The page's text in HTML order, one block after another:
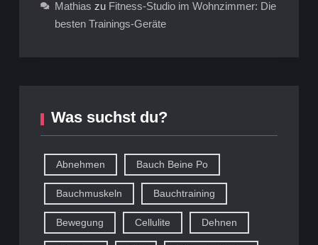
Mathias zu Fitness-Studio im Wohnzimmer: Die
besten Trainings-Geräte
Was suchst du?
Abnehmen Bauch Beine Po
Bauchmuskeln Bauchtraining
Bewegung Cellulite Dehnen